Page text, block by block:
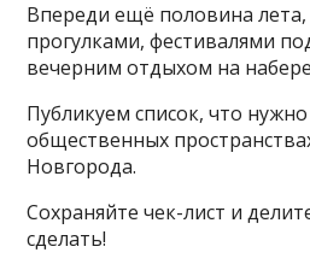
Впереди ещё половина лета,
прогулками, фестивалями
вечерним отдыхом на
Публикуем список, что
общественных
Новгорода.
Сохраняйте чек-лист и
сделать!